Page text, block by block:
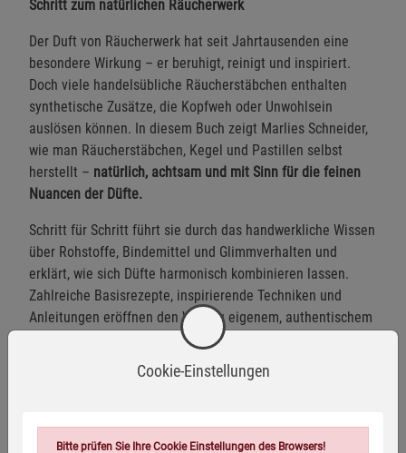
Schritt zum natürlichen Räucherwerk
Der Duft von Räucherwerk hat seit Jahrtausenden eine
besondere Wirkung – er beruhigt, reinigt und inspiriert.
Doch viele handelsübliche Räucherstäbchen enthalten
synthetische Zusätze, die Kopfweh oder Unwohlsein
auslösen können. In diesem Buch zeigt Marlies Schneider,
wie man Räucherstäbchen, Kegel und Pastillen selbst
herstellt – natürlich, achtsam und mit Sinn für die feinen
Nuancen der Düfte.
Schritt für Schritt führt sie durch das handwerkliche Wissen
über Rohstoffe, Bindemittel und Glimmverhalten und
erklärt, wie sich Düfte harmonisch kombinieren lassen.
Zahlreiche Basisrezepte, inspirierende Techniken und
Anleitungen eröffnen den Weg zu eigenem, authentischem
Räucherwerk. So entsteht eine sinnliche Verbindung
zwischen Natur und Kreativität –für duftvolle Momente,
die Körper, Geist und Seele berühren.
Herstellerinformationen
Cookie-Einstellungen
Bitte prüfen Sie Ihre Cookie Einstellungen des Browsers!